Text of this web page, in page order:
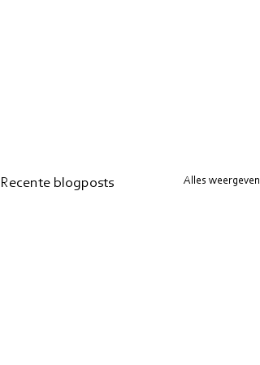
Recente blogposts Alles weergeven